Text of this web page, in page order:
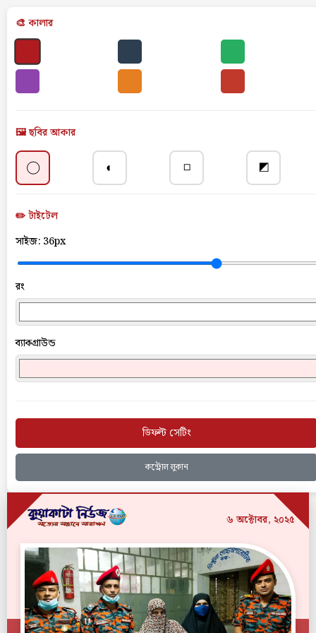
🎨 কালার
🖼️ ছবির আকার
◯ ◐ ◻ ◩
✏️ টাইটেল
সাইজ: 36px
রং
ব্যাকগ্রাউন্ড
ডিফল্ট সেটিং
কন্ট্রোল লুকান
৬ অক্টোবর, ২০২৫